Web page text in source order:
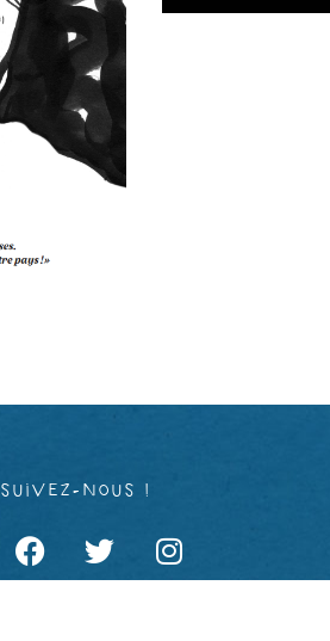
suivez-nous !